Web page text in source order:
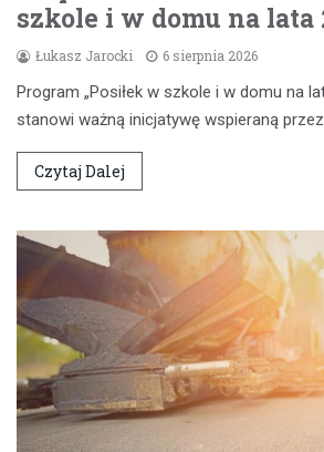
szkole i w domu na lata
Łukasz Jarocki 6 sierpnia 2026
Program „Posiłek w szkole i w domu na
stanowi ważną inicjatywę wspieraną
Czytaj Dalej